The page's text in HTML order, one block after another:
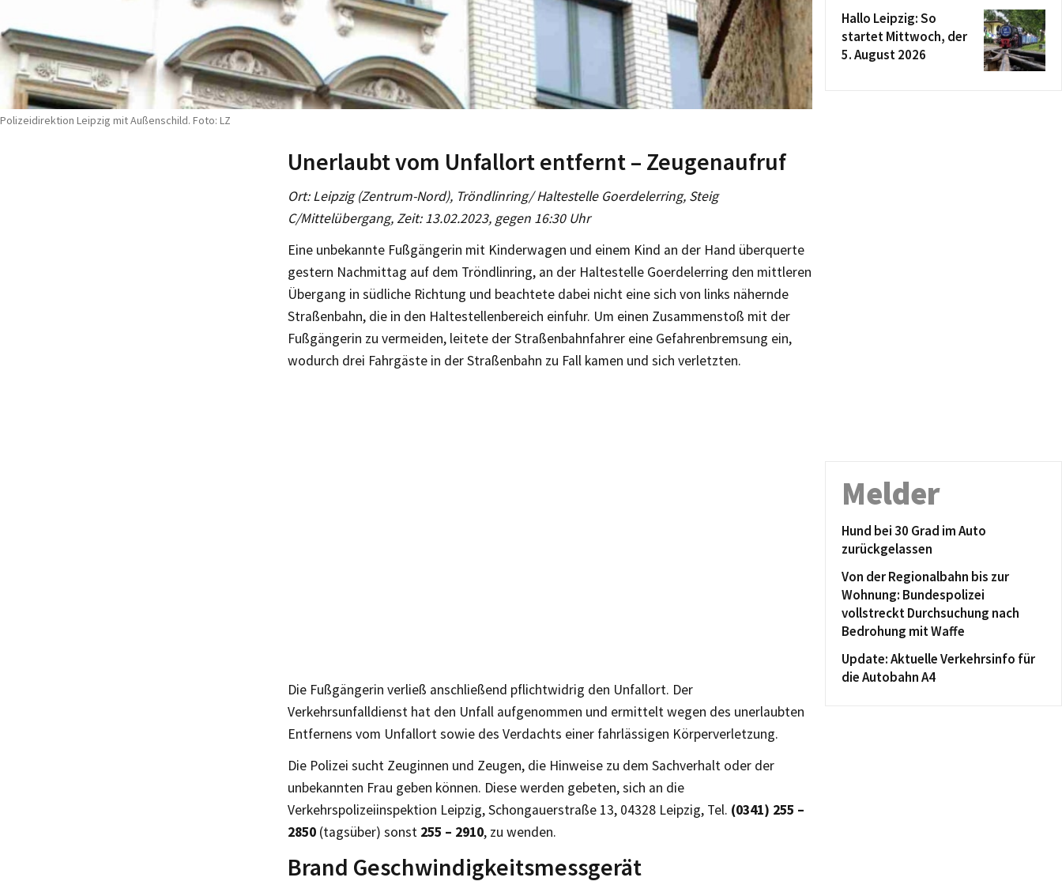
Polizeidirektion Leipzig mit Außenschild. Foto: LZ
Unerlaubt vom Unfallort entfernt – Zeugenaufruf
Ort: Leipzig (Zentrum-Nord), Tröndlinring/ Haltestelle Goerdelerring, Steig
C/Mittelübergang, Zeit: 13.02.2023, gegen 16:30 Uhr
Eine unbekannte Fußgängerin mit Kinderwagen und einem Kind an der Hand überquerte
gestern Nachmittag auf dem Tröndlinring, an der Haltestelle Goerdelerring den mittleren
Übergang in südliche Richtung und beachtete dabei nicht eine sich von links nähernde
Straßenbahn, die in den Haltestellenbereich einfuhr. Um einen Zusammenstoß mit der
Fußgängerin zu vermeiden, leitete der Straßenbahnfahrer eine Gefahrenbremsung ein,
wodurch drei Fahrgäste in der Straßenbahn zu Fall kamen und sich verletzten.
Die Fußgängerin verließ anschließend pflichtwidrig den Unfallort. Der
Verkehrsunfalldienst hat den Unfall aufgenommen und ermittelt wegen des unerlaubten
Entfernens vom Unfallort sowie des Verdachts einer fahrlässigen Körperverletzung.
Die Polizei sucht Zeuginnen und Zeugen, die Hinweise zu dem Sachverhalt oder der
unbekannten Frau geben können. Diese werden gebeten, sich an die
Verkehrspolizeiinspektion Leipzig, Schongauerstraße 13, 04328 Leipzig, Tel. (0341) 255 –
2850 (tagsüber) sonst 255 – 2910, zu wenden.
Brand Geschwindigkeitsmessgerät
Hallo Leipzig: So
startet Mittwoch, der
5. August 2026
Melder
Hund bei 30 Grad im Auto
zurückgelassen
Von der Regionalbahn bis zur
Wohnung: Bundespolizei
vollstreckt Durchsuchung nach
Bedrohung mit Waffe
Update: Aktuelle Verkehrsinfo für
die Autobahn A4